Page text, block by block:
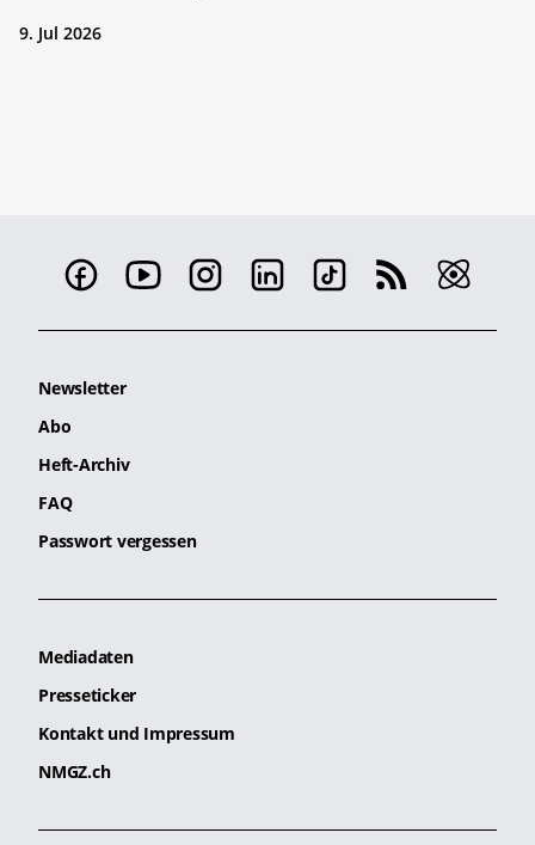
9. Jul 2026
Newsletter
Abo
Heft-Archiv
FAQ
Passwort vergessen
Mediadaten
Presseticker
Kontakt und Impressum
NMGZ.ch